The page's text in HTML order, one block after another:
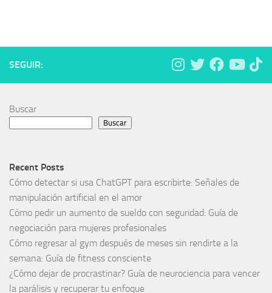
SEGUIR:
Buscar
Buscar
Recent Posts
Cómo detectar si usa ChatGPT para escribirte: Señales de
manipulación artificial en el amor
Cómo pedir un aumento de sueldo con seguridad: Guía de
negociación para mujeres profesionales
Cómo regresar al gym después de meses sin rendirte a la
semana: Guía de fitness consciente
¿Cómo dejar de procrastinar? Guía de neurociencia para vencer
la parálisis y recuperar tu enfoque